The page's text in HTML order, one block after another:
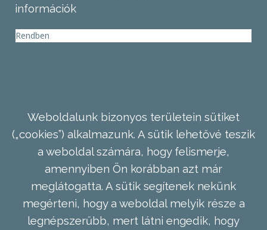
információk
Rendben
Weboldalunk bizonyos területein sütiket
(„cookies”) alkalmazunk. A sütik lehetővé teszik
a weboldal számára, hogy felismerje,
amennyiben Ön korábban azt már
meglátogatta. A sütik segítenek nekünk
megérteni, hogy a weboldal melyik része a
legnépszerűbb, mert látni engedik, hogy